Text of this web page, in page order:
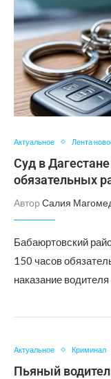
Актуальное Лента
Суд в
обязательных
Автор Салия
Бабаюртовский
150 часов
наказание
Актуальное Криминал
Пьяный